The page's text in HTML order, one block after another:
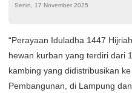
Senin, 17 November 2025
“Perayaan Iduladha 1447
hewan kurban yang terdiri dari
kambing yang didistribusikan
Pembangunan, di Lampung